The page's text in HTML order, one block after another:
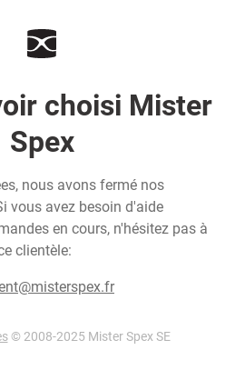
choisi Mister
Spex
nous avons fermé nos
vous avez besoin d'aide
en cours, n'hésitez pas à
clientèle:
© 2008-2025 Mister Spex SE